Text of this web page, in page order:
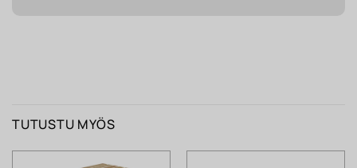
TUTUSTU MYÖS